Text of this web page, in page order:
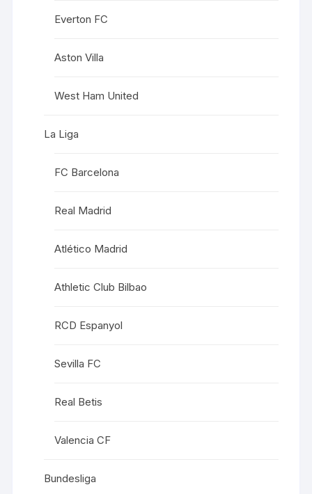
Everton FC
Aston Villa
West Ham United
La Liga
FC Barcelona
Real Madrid
Atlético Madrid
Athletic Club Bilbao
RCD Espanyol
Sevilla FC
Real Betis
Valencia CF
Bundesliga